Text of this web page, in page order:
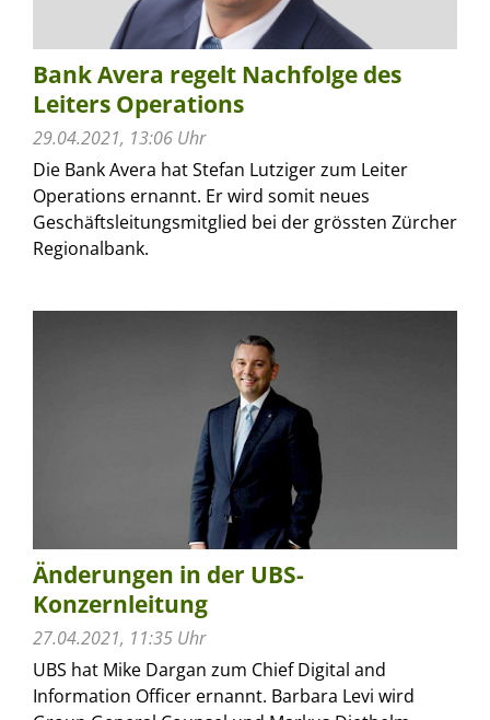
Bank Avera regelt Nachfolge des
Leiters Operations
29.04.2021, 13:06 Uhr
Die Bank Avera hat Stefan Lutziger zum Leiter
Operations ernannt. Er wird somit neues
Geschäftsleitungsmitglied bei der grössten Zürcher
Regionalbank.
Änderungen in der UBS-
Konzernleitung
27.04.2021, 11:35 Uhr
UBS hat Mike Dargan zum Chief Digital and
Information Officer ernannt. Barbara Levi wird